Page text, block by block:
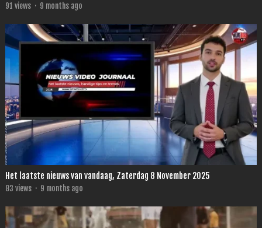
91 views · 9 months ago
Het laatste nieuws van vandaag, Zaterdag 8 November 2025
83 views · 9 months ago